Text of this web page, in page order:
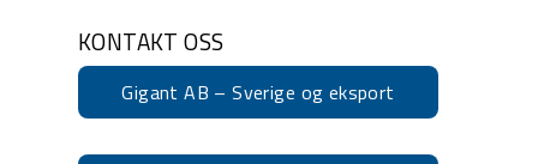
KONTAKT OSS
Gigant AB – Sverige og eksport